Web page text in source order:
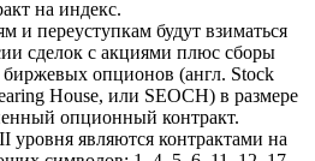
на индекс.
и переуступкам будут взиматься
сделок с акциями плюс сборы
опционов (англ. Stock
House, или SEOCH) в размере
опционный контракт.
являются контрактами на